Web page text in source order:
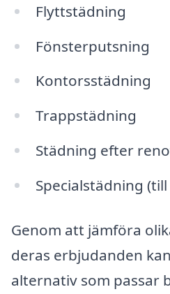
Flyttstädning
Fönsterputsning
Kontorsstädning
Trappstädning
Städning efter
Specialstädning
Genom att jämföra
deras erbjudanden
alternativ som passar